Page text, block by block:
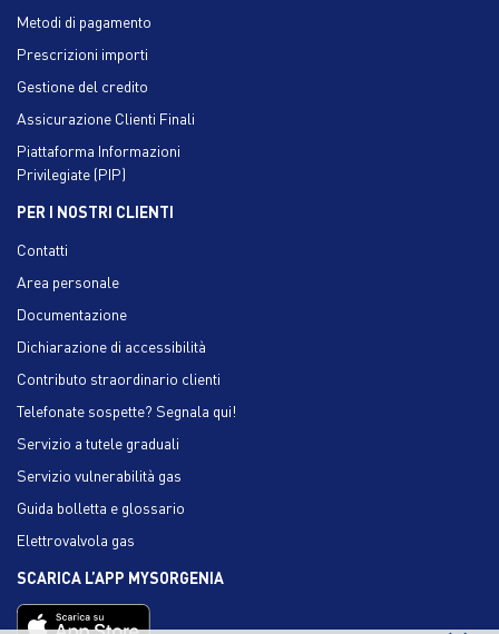
Metodi di pagamento
Prescrizioni importi
Gestione del credito
Assicurazione Clienti Finali
Piattaforma Informazioni
Privilegiate (PIP)
PER I NOSTRI CLIENTI
Contatti
Area personale
Documentazione
Dichiarazione di accessibilità
Contributo straordinario clienti
Telefonate sospette? Segnala qui!
Servizio a tutele graduali
Servizio vulnerabilità gas
Guida bolletta e glossario
Elettrovalvola gas
SCARICA L’APP MYSORGENIA